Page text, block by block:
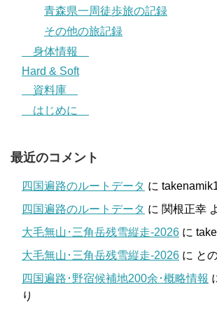
青森県一周徒歩旅の記録
その他の旅記録
身体情報
Hard & Soft
資料庫
はじめに
最近のコメント
四国遍路のルートデータ に
四国遍路のルートデータ に 関根正幸
大毛無山･三角岳残雪縦走-2026 に
大毛無山･三角岳残雪縦走-2026 に と
四国遍路･野宿候補地200余･概略情報
り